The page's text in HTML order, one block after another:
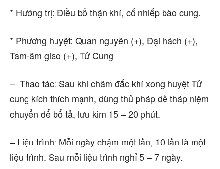
* Hướng trị: Điều bổ thận khí, cố nhiếp bào cung.
* Phương huyệt: Quan nguyên (+), Đại hách (+),
Tam-âm giao (+), Tử Cung
– Thao tác: Sau khi châm đắc khí xong huyệt Tử
cung kích thích mạnh, dùng thủ pháp đề tháp niệm
chuyển để bổ tả, lưu kim 15 – 20 phút.
– Liệu trình: Mỗi ngày chậm một lần, 10 lần là một
liệu trình. Sau mỗi liệu trình nghỉ 5 – 7 ngày.